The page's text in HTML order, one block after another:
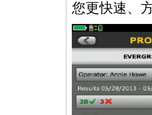
您更快速、